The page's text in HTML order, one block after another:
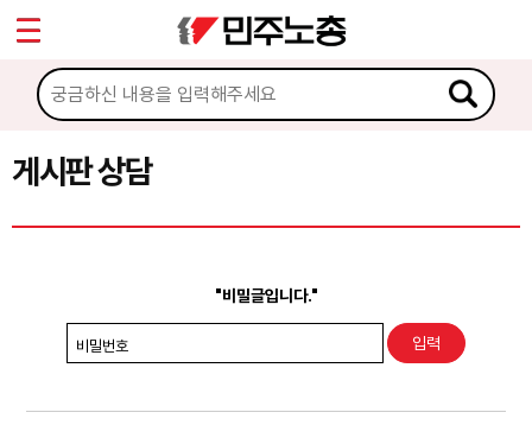
게시판 상담
"비밀글입니다."
비밀번호
마이페이지
소개
소식
노동상담
권리찾기수첩 검색
찾아보기
Sketchbook5, 스케치북5
Sketchbook5, 스케치북5